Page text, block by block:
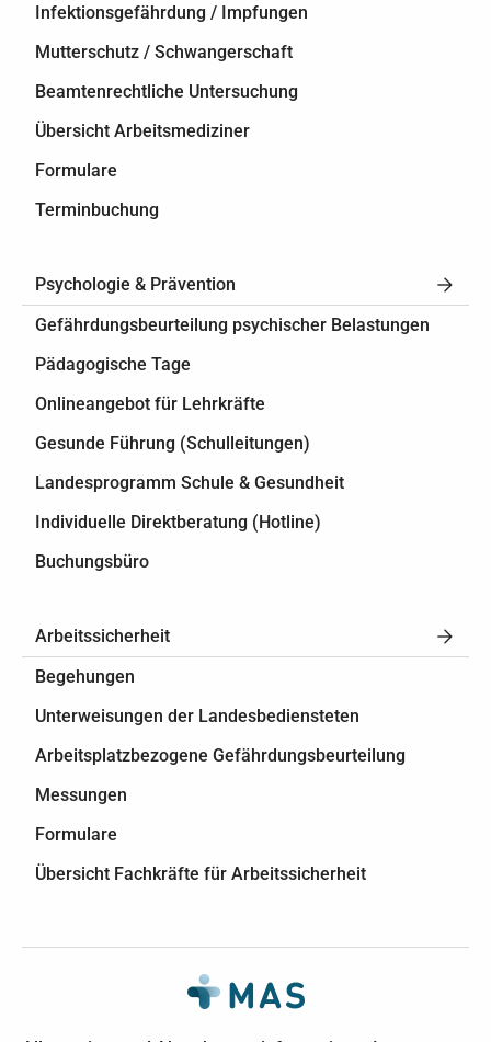
Infektionsgefährdung / Impfungen
Mutterschutz / Schwangerschaft
Beamtenrechtliche Untersuchung
Übersicht Arbeitsmediziner
Formulare
Terminbuchung
Psychologie & Prävention
Gefährdungsbeurteilung psychischer Belastungen
Pädagogische Tage
Onlineangebot für Lehrkräfte
Gesunde Führung (Schulleitungen)
Landesprogramm Schule & Gesundheit
Individuelle Direktberatung (Hotline)
Buchungsbüro
Arbeitssicherheit
Begehungen
Unterweisungen der Landesbediensteten
Arbeitsplatzbezogene Gefährdungsbeurteilung
Messungen
Formulare
Übersicht Fachkräfte für Arbeitssicherheit